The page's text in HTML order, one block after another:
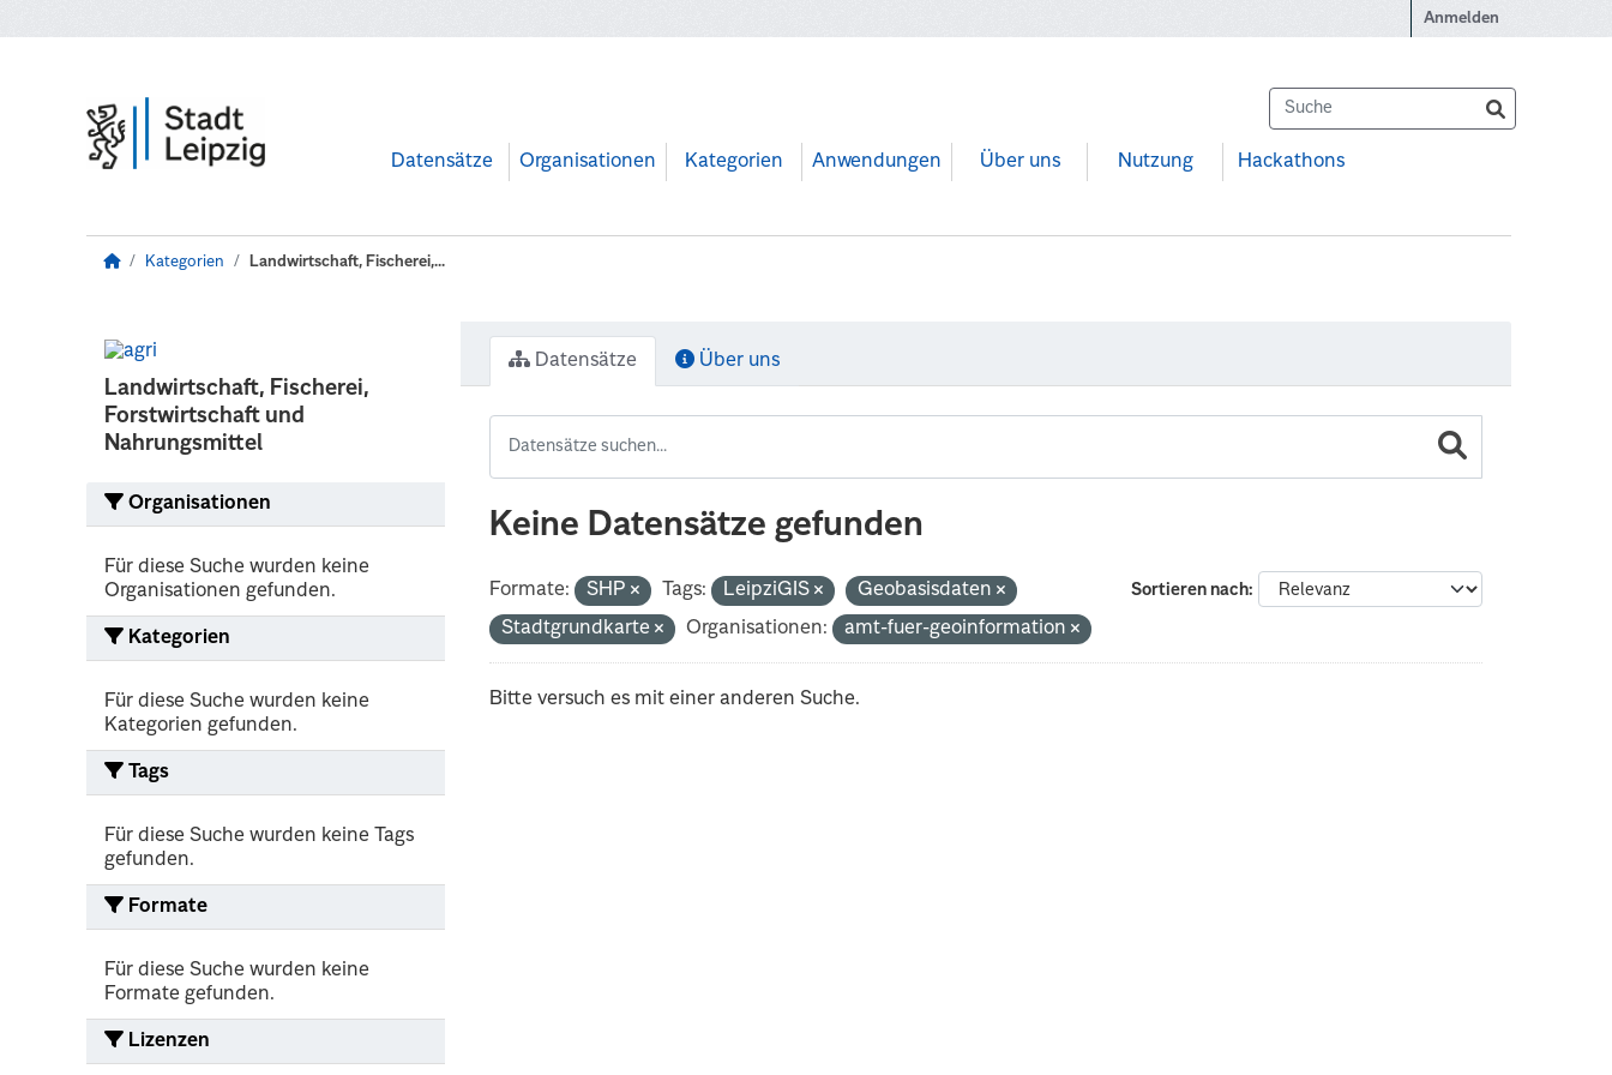
Anmelden
Datensätze Organisationen Kategorien Anwendungen Über uns Nutzung Hackathons
Kategorien Landwirtschaft, Fischerei,...
Landwirtschaft, Fischerei,
Forstwirtschaft und
Nahrungsmittel
Organisationen
Für diese Suche wurden keine
Organisationen gefunden.
Kategorien
Für diese Suche wurden keine
Kategorien gefunden.
Tags
Für diese Suche wurden keine Tags
gefunden.
Formate
Für diese Suche wurden keine
Formate gefunden.
Lizenzen
Datensätze Über uns
Keine Datensätze gefunden
Sortieren nach
Formate: SHP Tags: LeipziGIS
Geobasisdaten
Stadtgrundkarte
Organisationen: amt-fuer-geoinformation
Bitte versuch es mit einer anderen Suche.